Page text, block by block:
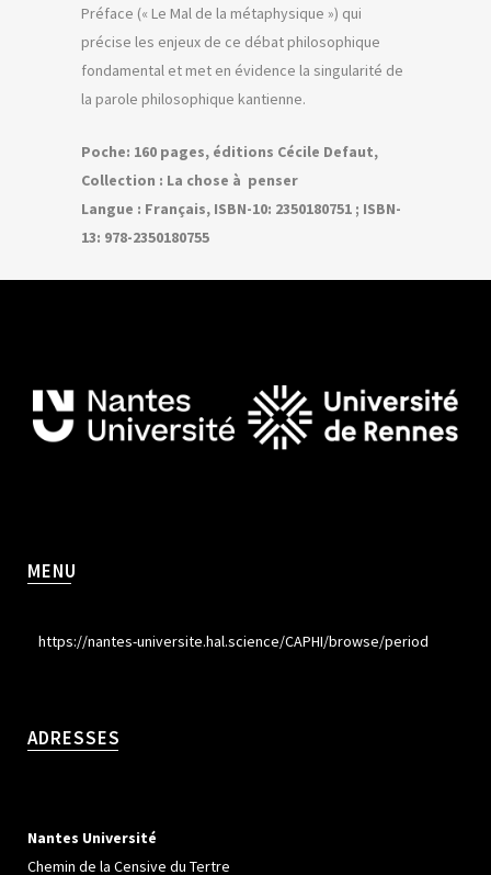
Préface (« Le Mal de la métaphysique ») qui
précise les enjeux de ce débat philosophique
fondamental et met en évidence la singularité de
la parole philosophique kantienne.
Poche: 160 pages, éditions Cécile Defaut,
Collection : La chose à penser
Langue : Français, ISBN-10: 2350180751 ; ISBN-
13: 978-2350180755
MENU
https://nantes-universite.hal.science/CAPHI/browse/period
ADRESSES
Nantes Université
Chemin de la Censive du Tertre